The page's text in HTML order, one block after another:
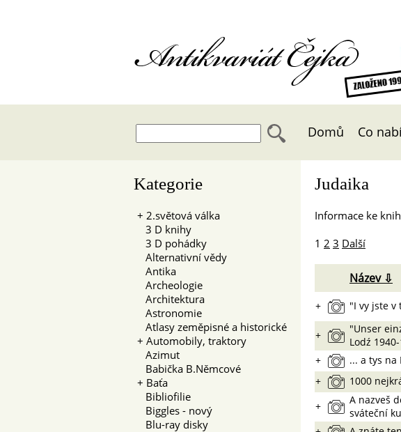
Antikvariát Čejka
Domů Co
Kategorie
+ 2.světová válka
3 D knihy
3 D pohádky
Alternativní vědy
Antika
Archeologie
Architektura
Astronomie
Atlasy zeměpisné a historické
+ Automobily, traktory
Azimut
Babička B.Němcové
+ Baťa
Bibliofilie
Biggles - nový
Blu-ray disky
Judaika
Informace ke
1 2 3 Další
Název ⇩
+ "I vy jste v
+
"Unser
Lodź
+
... a tys
+
1000
+
A nazveš
sváteční